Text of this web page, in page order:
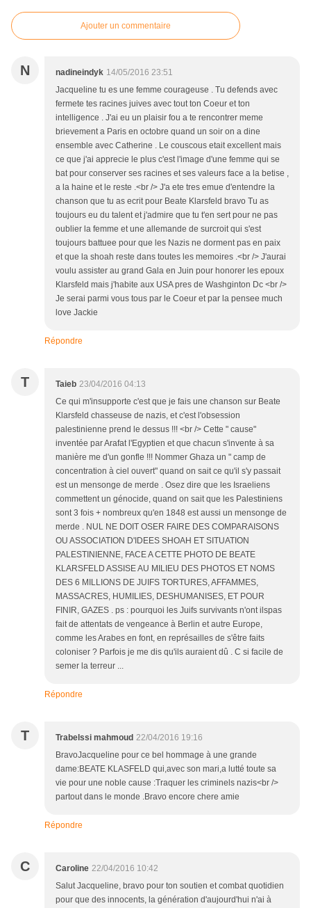
Ajouter un commentaire
N nadineindyk 14/05/2016 23:51
Jacqueline tu es une femme courageuse . Tu defends avec
fermete tes racines juives avec tout ton Coeur et ton
intelligence . J'ai eu un plaisir fou a te rencontrer meme
brievement a Paris en octobre quand un soir on a dine
ensemble avec Catherine . Le couscous etait excellent mais
ce que j'ai apprecie le plus c'est l'image d'une femme qui se
bat pour conserver ses racines et ses valeurs face a la betise ,
a la haine et le reste .<br /> J'a ete tres emue d'entendre la
chanson que tu as ecrit pour Beate Klarsfeld bravo Tu as
toujours eu du talent et j'admire que tu t'en sert pour ne pas
oublier la femme et une allemande de surcroit qui s'est
toujours battuee pour que les Nazis ne dorment pas en paix
et que la shoah reste dans toutes les memoires .<br /> J'aurai
voulu assister au grand Gala en Juin pour honorer les epoux
Klarsfeld mais j'habite aux USA pres de Washginton Dc <br />
Je serai parmi vous tous par le Coeur et par la pensee much
love Jackie
Répondre
T Taieb 23/04/2016 04:13
Ce qui m'insupporte c'est que je fais une chanson sur Beate
Klarsfeld chasseuse de nazis, et c'est l'obsession
palestinienne prend le dessus !!! <br /> Cette " cause"
inventée par Arafat l'Egyptien et que chacun s'invente à sa
manière me d'un gonfle !!! Nommer Ghaza un " camp de
concentration à ciel ouvert" quand on sait ce qu'il s'y passait
est un mensonge de merde . Osez dire que les Israeliens
commettent un génocide, quand on sait que les Palestiniens
sont 3 fois + nombreux qu'en 1848 est aussi un mensonge de
merde . NUL NE DOIT OSER FAIRE DES COMPARAISONS
OU ASSOCIATION D'IDEES SHOAH ET SITUATION
PALESTINIENNE, FACE A CETTE PHOTO DE BEATE
KLARSFELD ASSISE AU MILIEU DES PHOTOS ET NOMS
DES 6 MILLIONS DE JUIFS TORTURES, AFFAMMES,
MASSACRES, HUMILIES, DESHUMANISES, ET POUR
FINIR, GAZES . ps : pourquoi les Juifs survivants n'ont ilspas
fait de attentats de vengeance à Berlin et autre Europe,
comme les Arabes en font, en représailles de s'être faits
coloniser ? Parfois je me dis qu'ils auraient dû . C si facile de
semer la terreur ...
Répondre
T Trabelssi mahmoud 22/04/2016 19:16
BravoJacqueline pour ce bel hommage à une grande
dame:BEATE KLASFELD qui,avec son mari,a lutté toute sa
vie pour une noble cause :Traquer les criminels nazis<br />
partout dans le monde .Bravo encore chere amie
Répondre
C Caroline 22/04/2016 10:42
Salut Jacqueline, bravo pour ton soutien et combat quotidien
pour que des innocents, la génération d'aujourd'hui n'ai à